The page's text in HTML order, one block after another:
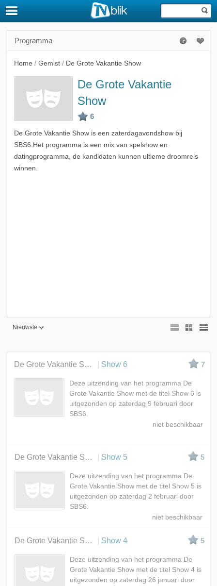
Programma
Home / Gemist / De Grote Vakantie Show
De Grote Vakantie
Show
De Grote Vakantie Show is een zaterdagavondshow bij
SBS6.Het programma is een mix van spelshow en
datingprogramma, de kandidaten kunnen ultieme droomreis
winnen.
Nieuwste
De Grote Vakantie Show Show 6 7
Deze uitzending van het programma De
Grote Vakantie Show met de titel Show 6 is
uitgezonden op zaterdag 9 februari door
SBS6.
De Grote Vakantie Show Show 5 5
Deze uitzending van het programma De
Grote Vakantie Show met de titel Show 5 is
uitgezonden op zaterdag 2 februari door
SBS6.
De Grote Vakantie Show Show 4 5
Deze uitzending van het programma De
Grote Vakantie Show met de titel Show 4 is
uitgezonden op zaterdag 26 januari door